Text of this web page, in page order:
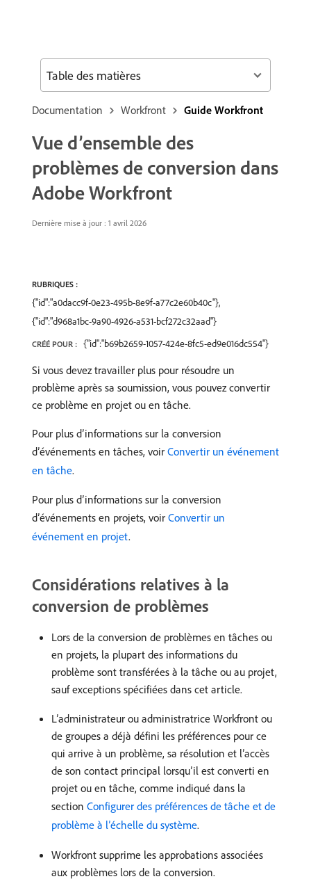
Documentation Workfront Guide Workfront
Vue d’ensemble des
problèmes de conversion dans
Adobe Workfront
Dernière mise à jour : 1 avril 2026
RUBRIQUES :
{"id":"a0dacc9f-0e23-495b-8e9f-a77c2e60b40c"},
{"id":"d968a1bc-9a90-4926-a531-bcf272c32aad"}
CRÉÉ POUR : {"id":"b69b2659-1057-424e-8fc5-ed9e016dc554"}
Si vous devez travailler plus pour résoudre un
problème après sa soumission, vous pouvez convertir
ce problème en projet ou en tâche.
Pour plus d’informations sur la conversion
d’événements en tâches, voir Convertir un événement
en tâche.
Pour plus d’informations sur la conversion
d’événements en projets, voir Convertir un
événement en projet.
Considérations relatives à la
conversion de problèmes
Lors de la conversion de problèmes en tâches ou
en projets, la plupart des informations du
problème sont transférées à la tâche ou au projet,
sauf exceptions spécifiées dans cet article.
L’administrateur ou administratrice Workfront ou
de groupes a déjà défini les préférences pour ce
qui arrive à un problème, sa résolution et l’accès
de son contact principal lorsqu’il est converti en
projet ou en tâche, comme indiqué dans la
section Configurer des préférences de tâche et de
problème à l’échelle du système.
Workfront supprime les approbations associées
aux problèmes lors de la conversion.
Table des matières